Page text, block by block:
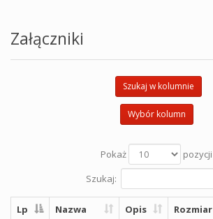
Załączniki
Szukaj w kolumnie
Wybór kolumn
Pokaż
pozycji
Szukaj:
Lp Nazwa Opis Rozmiar